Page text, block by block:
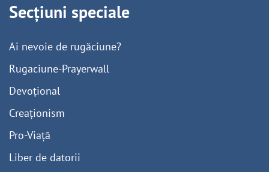
Secțiuni speciale
Ai nevoie de rugăciune?
Rugaciune-Prayerwall
Devoțional
Creaționism
Pro-Viață
Liber de datorii